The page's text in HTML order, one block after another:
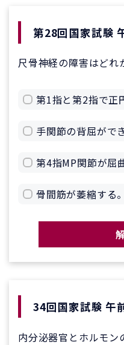
第28回国家試験
尺骨神経の障害はどれ
第1指と第2指で正
手関節の背屈がで
第4指MP関節が屈
骨間筋が萎縮する。
34回国家試験 午
内分泌器官とホルモ